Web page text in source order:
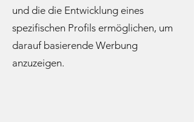
und die die Entwicklung eines
spezifischen Profils ermöglichen, um
darauf basierende Werbung
anzuzeigen.